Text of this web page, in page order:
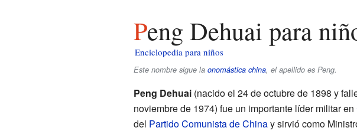
Peng Dehuai para
Enciclopedia para niños
Este nombre sigue la onomástica china, el apellido es Peng.
Peng Dehuai(nacido el 24 de octubre de 1898 y
noviembre de 1974) fue un importante líder militar en
del Partido Comunista de Chinay sirvió como